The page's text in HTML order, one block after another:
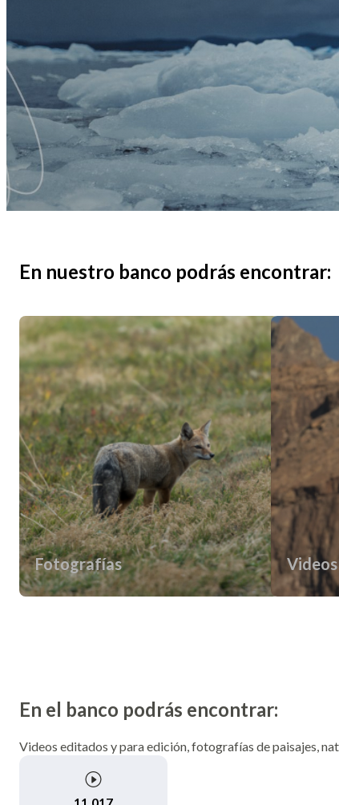
En nuestro banco podrás encontrar:
Fotografías Videos
En el banco podrás encontrar:
Videos editados y para edición, fotografías de paisajes,